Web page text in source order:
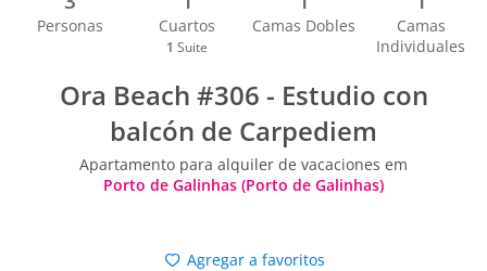
Personas Cuartos
1 Suite
Camas Dobles
Camas
Individuales
Ora Beach #306 - Estudio con
balcón de Carpediem
Apartamento para alquiler de vacaciones em
Porto de Galinhas (Porto de Galinhas)
Agregar a favoritos